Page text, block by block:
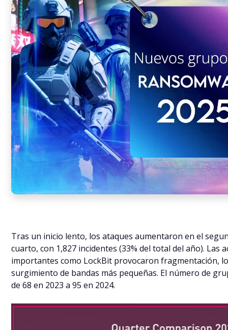
Tras un inicio lento, los ataques aumentaron en el
cuarto, con 1,827 incidentes (33% del total del año). Las
importantes como LockBit provocaron fragmentación,
surgimiento de bandas más pequeñas. El número de
de 68 en 2023 a 95 en 2024.